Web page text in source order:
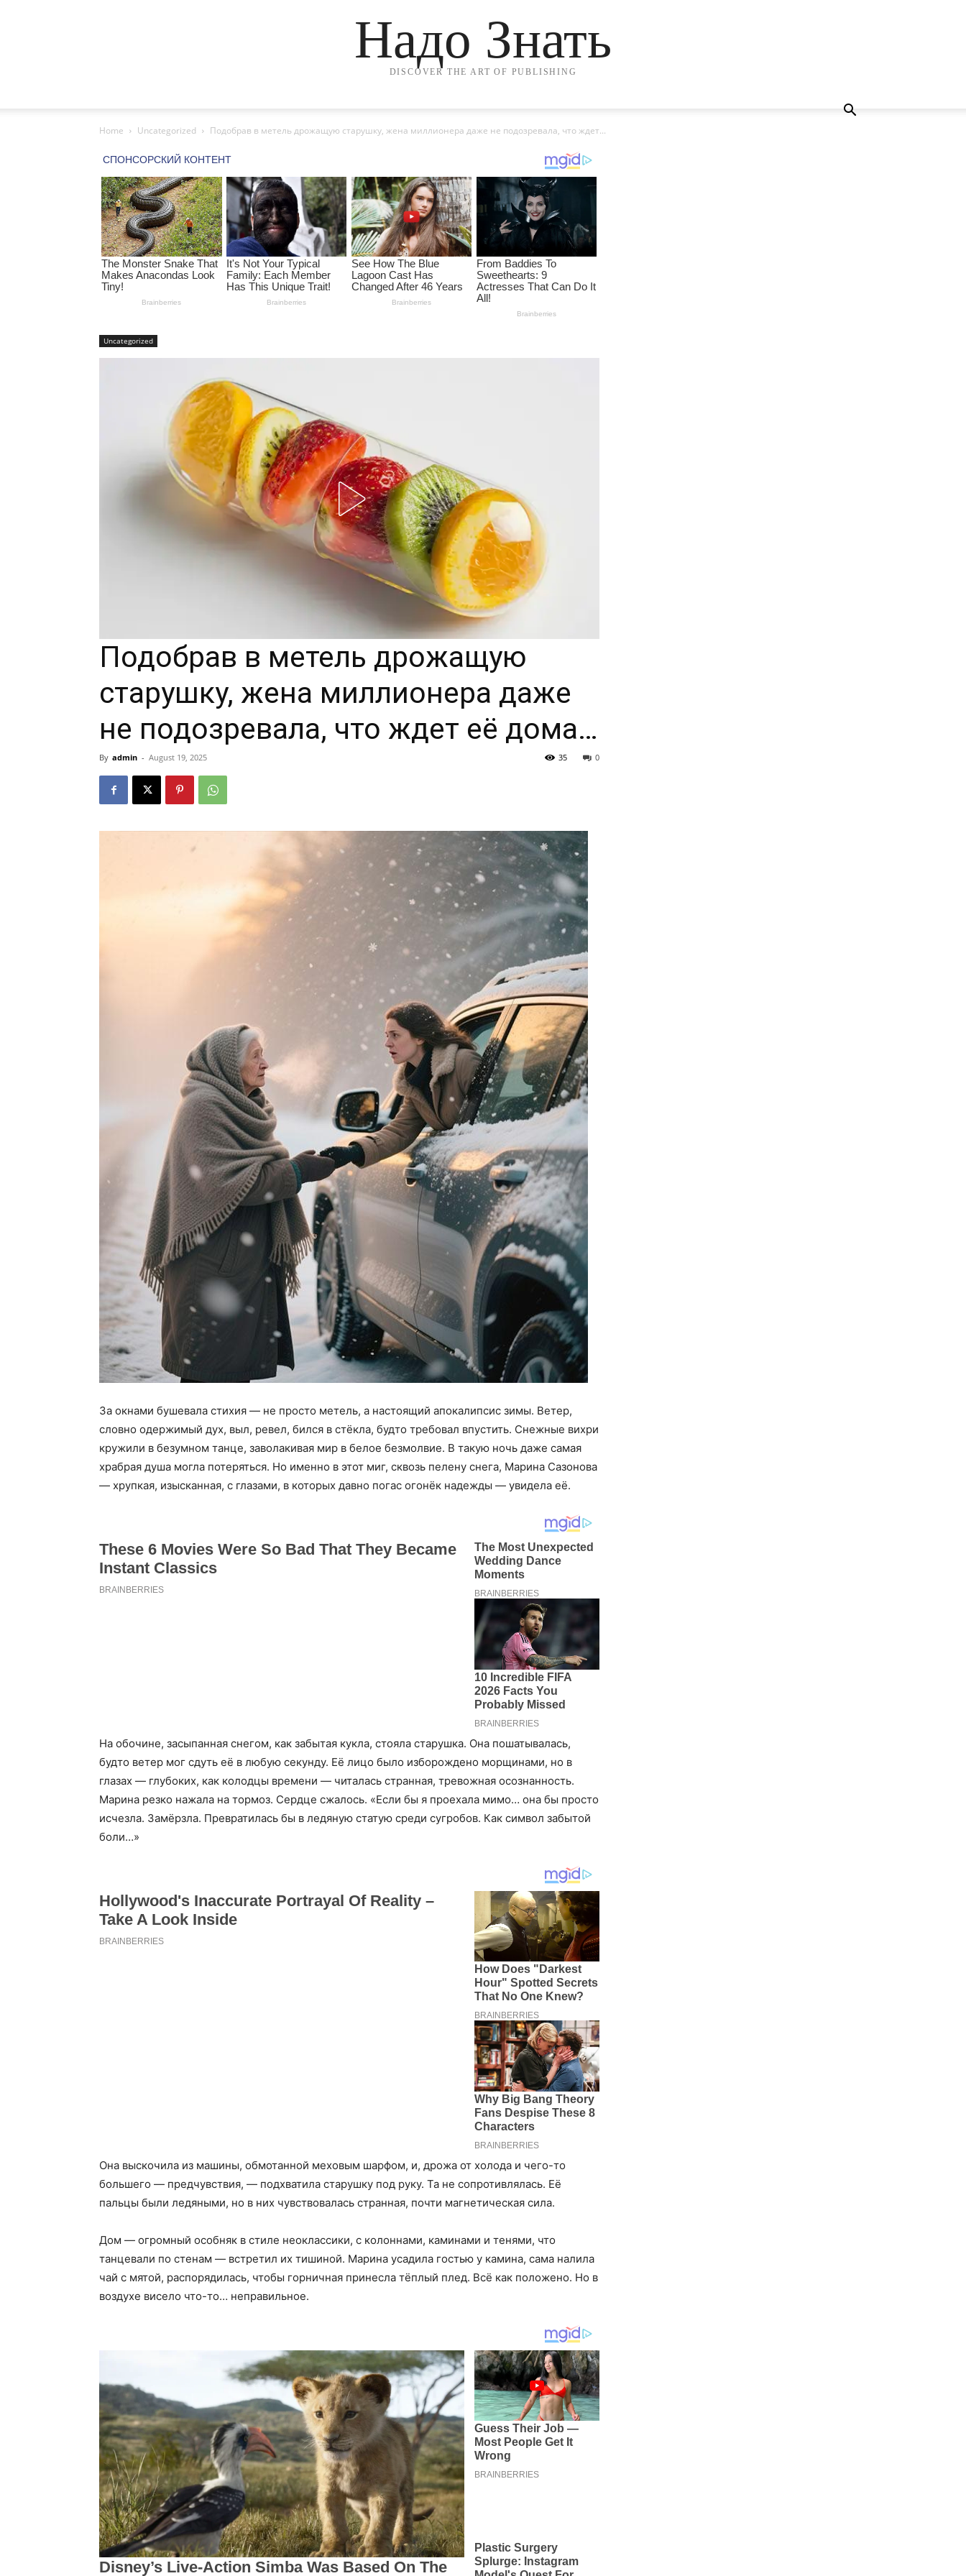
Надо Знать
DISCOVER THE ART OF PUBLISHING
Home Uncategorized Подобрав в метель дрожащую старушку, жена миллионера даже не подозревала, что ждет...
Uncategorized
Подобрав в метель дрожащую
старушку, жена миллионера даже
не подозревала, что ждет её дома…
By admin - August 19, 2025 0
35
За окнами бушевала стихия — не просто метель, а настоящий апокалипсис зимы. Ветер,
словно одержимый дух, выл, ревел, бился в стёкла, будто требовал впустить. Снежные вихри
кружили в безумном танце, заволакивая мир в белое безмолвие. В такую ночь даже самая
храбрая душа могла потеряться. Но именно в этот миг, сквозь пелену снега, Марина Сазонова
— хрупкая, изысканная, с глазами, в которых давно погас огонёк надежды — увидела её.
На обочине, засыпанная снегом, как забытая кукла, стояла старушка. Она пошатывалась,
будто ветер мог сдуть её в любую секунду. Её лицо было изборождено морщинами, но в
глазах — глубоких, как колодцы времени — читалась странная, тревожная осознанность.
Марина резко нажала на тормоз. Сердце сжалось. «Если бы я проехала мимо… она бы просто
исчезла. Замёрзла. Превратилась бы в ледяную статую среди сугробов. Как символ забытой
боли…»
Она выскочила из машины, обмотанной меховым шарфом, и, дрожа от холода и чего-то
большего — предчувствия, — подхватила старушку под руку. Та не сопротивлялась. Её
пальцы были ледяными, но в них чувствовалась странная, почти магнетическая сила.
Дом — огромный особняк в стиле неоклассики, с колоннами, каминами и тенями, что
танцевали по стенам — встретил их тишиной. Марина усадила гостью у камина, сама налила
чай с мятой, распорядилась, чтобы горничная принесла тёплый плед. Всё как положено. Но в
воздухе висело что-то… неправильное.